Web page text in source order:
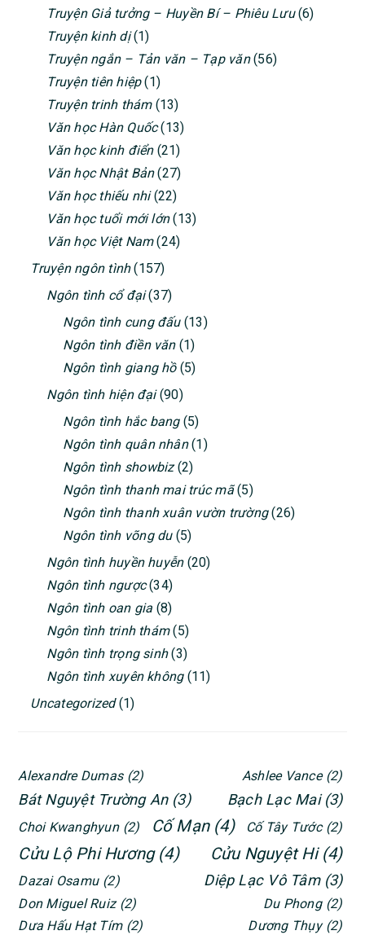
Truyện Giả tưởng – Huyền Bí – Phiêu Lưu(6)
Truyện kinh dị(1)
Truyện ngắn – Tản văn – Tạp văn(56)
Truyện tiên hiệp(1)
Truyện trinh thám(13)
Văn học Hàn Quốc(13)
Văn học kinh điển(21)
Văn học Nhật Bản(27)
Văn học thiếu nhi(22)
Văn học tuổi mới lớn(13)
Văn học Việt Nam(24)
Truyện ngôn tình(157)
Ngôn tình cổ đại(37)
Ngôn tình cung đấu(13)
Ngôn tình điền văn(1)
Ngôn tình giang hồ(5)
Ngôn tình hiện đại(90)
Ngôn tình hắc bang(5)
Ngôn tình quân nhân(1)
Ngôn tình showbiz(2)
Ngôn tình thanh mai trúc mã(5)
Ngôn tình thanh xuân vườn trường(26)
Ngôn tình võng du(5)
Ngôn tình huyền huyễn(20)
Ngôn tình ngược(34)
Ngôn tình oan gia (8)
Ngôn tình trinh thám(5)
Ngôn tình trọng sinh(3)
Ngôn tình xuyên không(11)
Uncategorized(1)
Alexandre Dumas (2) Ashlee Vance (2)
Bát Nguyệt Trường An (3) Bạch Lạc Mai (3)
Choi Kwanghyun (2) Cố Mạn (4) Cố Tây Tước (2)
Cửu Lộ Phi Hương (4) Cửu Nguyệt Hi (4)
Dazai Osamu (2) Diệp Lạc Vô Tâm (3)
Don Miguel Ruiz (2) Du Phong (2)
Dưa Hấu Hạt Tím (2) Dương Thụy (2)